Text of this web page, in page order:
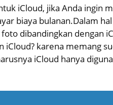
iCloud, jika Anda ingin
biaya bulanan.Dalam
dibandingkan dengan
iCloud? karena memang
iCloud hanya